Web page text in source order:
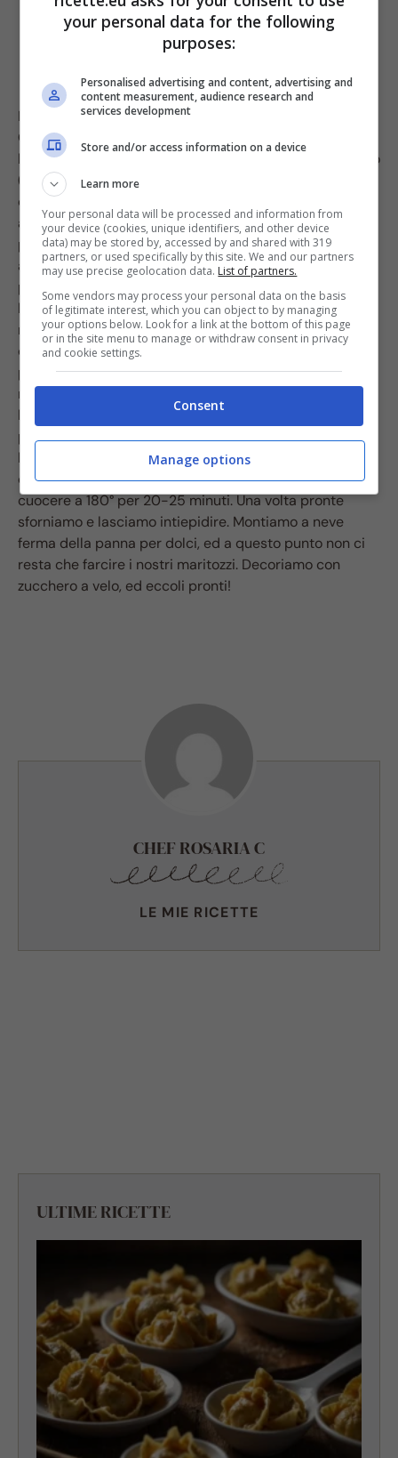
Preparare l’impasto dei maritozzi è davvero semplice.
Ci basterà sciogliere in un bicchiere di latte tiepido il
lievito disidratato insieme ad un cucchiaino di zucchero
(che attiverà il lievito). Dopodiché versare il tutto in una
ciotola insieme alla farina, lo zucchero, l’olio, il sale e gli
aromi. Mescolare ed impastare fino ad ottenere un
panetto omogeneo e compatto che riponiamo
all’interno di una terrina che ricopriamo con una
pellicola per alimenti. Lasciamo lievitare in un posto
lontano da sbalzi termici ed attendiamo che l’impasto
raddoppi del proprio volume. Trascorso questo tempo
di lievitazione, recuperiamo l’impasto e formiamo tante
piccole palline tutte della stessa grandezza che
riponiamo in una teglia rivestita di carta forno e
lasciamo lievitare ancora 30 minuti. Nel frattempo,
preriscaldiamo il forno a 180° e trascorsi i 30 minuti di
lievitazione, spennelliamo la superficie delle brioches
con un tuorlo sbattuto ed inforniamo e lasciamo
cuocere a 180° per 20-25 minuti. Una volta pronte
sforniamo e lasciamo intiepidire. Montiamo a neve
ferma della panna per dolci, ed a questo punto non ci
resta che farcire i nostri maritozzi. Decoriamo con
zucchero a velo, ed eccoli pronti!
CHEF ROSARIA C
LE MIE RICETTE
ULTIME RICETTE
your personal data for the following
purposes:
Personalised advertising and content, advertising and
content measurement, audience research and
services development
Store and/or access information on a device
Learn more
Your personal data will be processed and information from
your device (cookies, unique identifiers, and other device
data) may be stored by, accessed by and shared with 319
partners, or used specifically by this site. We and our partners
may use precise geolocation data. List of partners.
Some vendors may process your personal data on the basis
of legitimate interest, which you can object to by managing
your options below. Look for a link at the bottom of this page
or in the site menu to manage or withdraw consent in privacy
and cookie settings.
Consent
Manage options